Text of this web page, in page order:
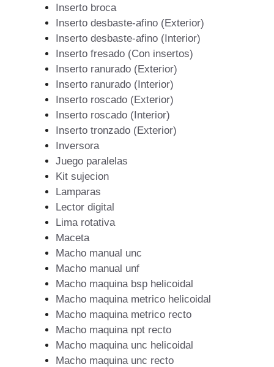
Inserto broca
Inserto desbaste-afino (Exterior)
Inserto desbaste-afino (Interior)
Inserto fresado (Con insertos)
Inserto ranurado (Exterior)
Inserto ranurado (Interior)
Inserto roscado (Exterior)
Inserto roscado (Interior)
Inserto tronzado (Exterior)
Inversora
Juego paralelas
Kit sujecion
Lamparas
Lector digital
Lima rotativa
Maceta
Macho manual unc
Macho manual unf
Macho maquina bsp helicoidal
Macho maquina metrico helicoidal
Macho maquina metrico recto
Macho maquina npt recto
Macho maquina unc helicoidal
Macho maquina unc recto